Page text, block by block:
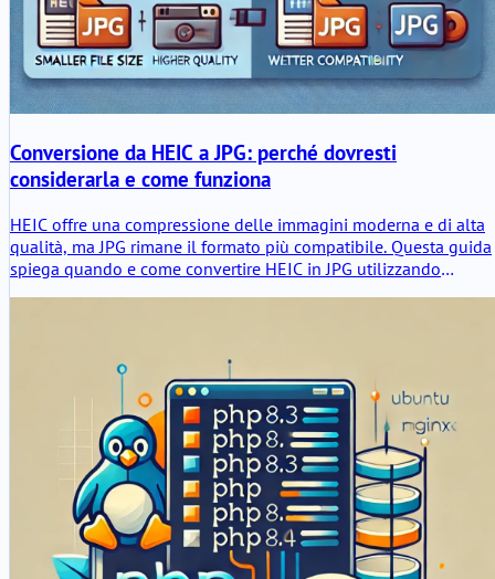
Conversione da HEIC a JPG: perché dovresti
considerarla e come funziona
HEIC offre una compressione delle immagini moderna e di alta
qualità, ma JPG rimane il formato più compatibile. Questa guida
spiega quando e come convertire HEIC in JPG utilizzando